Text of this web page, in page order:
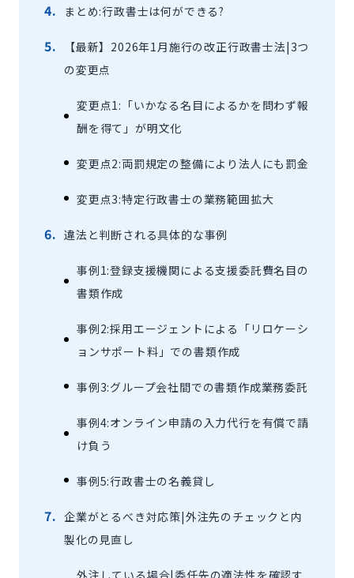
まとめ:行政書士は何ができる?
【最新】2026年1月施行の改正行政書士法|3つ
の変更点
変更点1:「いかなる名目によるかを問わず報
酬を得て」が明文化
変更点2:両罰規定の整備により法人にも罰金
変更点3:特定行政書士の業務範囲拡大
違法と判断される具体的な事例
事例1:登録支援機関による支援委託費名目の
書類作成
事例2:採用エージェントによる「リロケーシ
ョンサポート料」での書類作成
事例3:グループ会社間での書類作成業務委託
事例4:オンライン申請の入力代行を有償で請
け負う
事例5:行政書士の名義貸し
企業がとるべき対応策|外注先のチェックと内
製化の見直し
外注している場合|委任先の適法性を確認す